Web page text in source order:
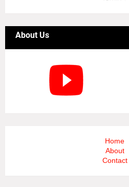
About Us
Home
About
Contact